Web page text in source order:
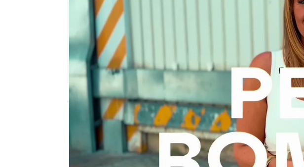
Sara Sanz Navarro
Publicado: 02 de agosto de 2025, 11:00
Pepa Romeroes sinónimo de verano y,